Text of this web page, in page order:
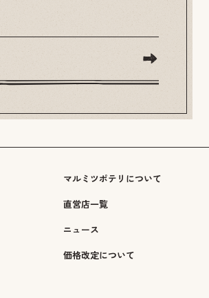
マルミツポテリについて
直営店一覧
ニュース
価格改定について